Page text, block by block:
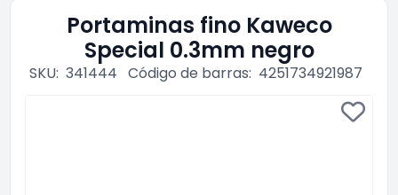
Portaminas fino Kaweco
Special 0.3mm negro
SKU: 341444 Código de barras: 4251734921987